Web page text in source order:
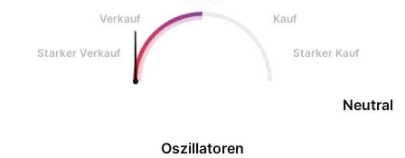
Oszillatoren
Verkauf
Kauf
Starker Verkauf Starker Kauf
Neutral